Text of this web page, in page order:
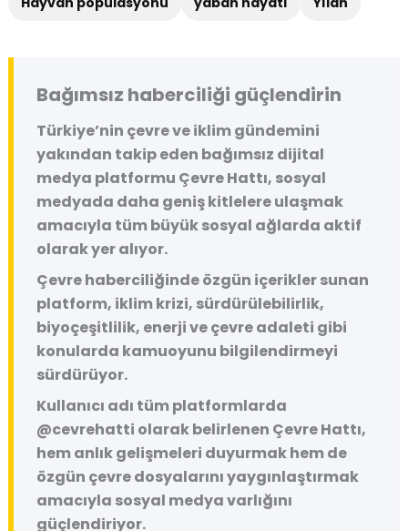
Bağımsız haberciliği güçlendirin
Türkiye’nin çevre ve iklim gündemini
yakından takip eden bağımsız dijital
medya platformu Çevre Hattı, sosyal
medyada daha geniş kitlelere ulaşmak
amacıyla tüm büyük sosyal ağlarda aktif
olarak yer alıyor.
Çevre haberciliğinde özgün içerikler sunan
platform, iklim krizi, sürdürülebilirlik,
biyoçeşitlilik, enerji ve çevre adaleti gibi
konularda kamuoyunu bilgilendirmeyi
sürdürüyor.
Kullanıcı adı tüm platformlarda
@cevrehatti olarak belirlenen Çevre Hattı,
hem anlık gelişmeleri duyurmak hem de
özgün çevre dosyalarını yaygınlaştırmak
amacıyla sosyal medya varlığını
güçlendiriyor.